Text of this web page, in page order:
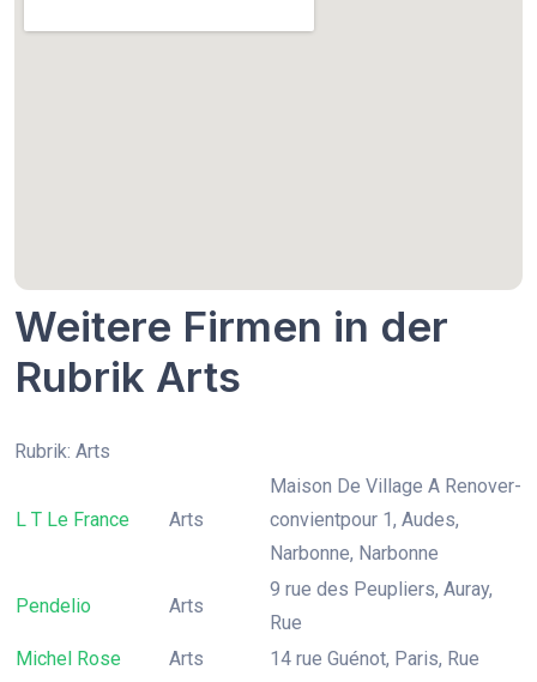
Weitere Firmen in der
Rubrik Arts
Rubrik: Arts
L T Le France Arts
Maison De Village A Renover-
convientpour 1, Audes,
Narbonne, Narbonne
Pendelio Arts
9 rue des Peupliers, Auray,
Rue
Michel Rose
Arts
14 rue Guénot, Paris, Rue